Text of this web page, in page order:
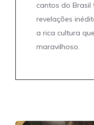
cantos do
revelações
a rica cultura
maravilhoso.